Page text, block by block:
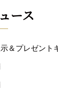
ース
＆プレゼント